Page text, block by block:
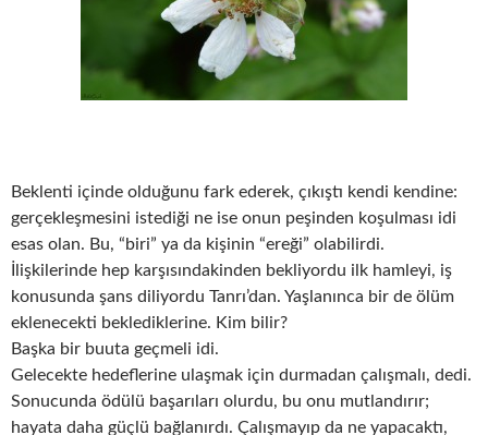
Beklenti içinde olduğunu fark ederek, çıkıştı kendi kendine:
gerçekleşmesini istediği ne ise onun peşinden koşulması idi
esas olan. Bu, “biri” ya da kişinin “ereği” olabilirdi.
İlişkilerinde hep karşısındakinden bekliyordu ilk hamleyi, iş
konusunda şans diliyordu Tanrı’dan. Yaşlanınca bir de ölüm
eklenecekti beklediklerine. Kim bilir?
Başka bir buuta geçmeli idi.
Gelecekte hedeflerine ulaşmak için durmadan çalışmalı, dedi.
Sonucunda ödülü başarıları olurdu, bu onu mutlandırır;
hayata daha güçlü bağlanırdı. Çalışmayıp da ne yapacaktı,